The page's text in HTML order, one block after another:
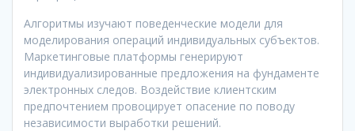
Алгоритмы изучают поведенческие модели для
моделирования операций индивидуальных субъектов.
Маркетинговые платформы генерируют
индивидуализированные предложения на фундаменте
электронных следов. Воздействие клиентским
предпочтением провоцирует опасение по поводу
независимости выработки решений.